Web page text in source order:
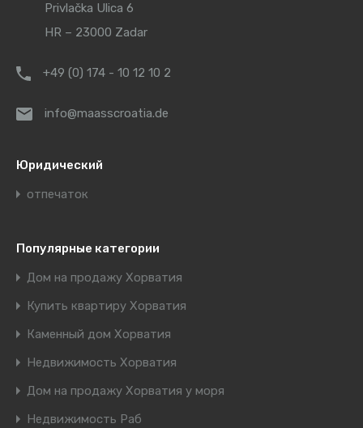
Privlačka Ulica 6
HR – 23000 Zadar
+49 (0) 174 - 10 12 10 2
info@maasscroatia.de
Юридический
отпечаток
Популярные категории
Дом на продажу Хорватия
Купить квартиру Хорватия
Каменный дом Хорватия
Недвижимость Хорватия
Дом на продажу Хорватия у моря
Недвижимость Раб